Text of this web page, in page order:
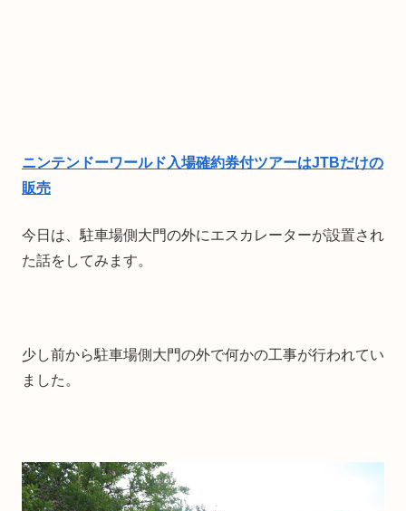
ニンテンドーワールド入場確約券付ツアーはJTBだけの
販売
今日は、駐車場側大門の外にエスカレーターが設置され
た話をしてみます。
少し前から駐車場側大門の外で何かの工事が行われてい
ました。